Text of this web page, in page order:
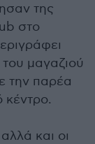
της
στο
μαγαζιού
την παρέα
κέντρο.
και οι